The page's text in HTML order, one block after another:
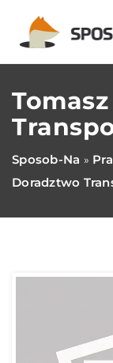
Sposob-Na »
Doradztwo